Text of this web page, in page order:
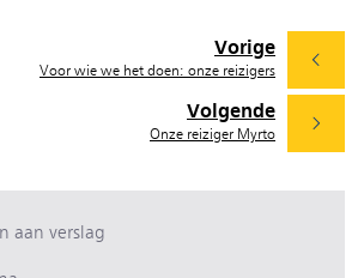
Volgende
Onze reiziger Myrto
Vorige
Voor wie we het doen: onze reizigers
aan verslag